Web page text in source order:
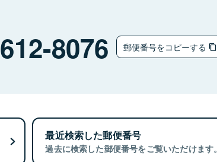
612-8076 郵便番号をコピーする
最近検索した郵便番号
過去に検索した郵便番号をご覧いただけます。